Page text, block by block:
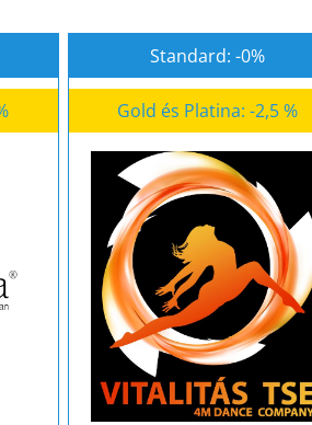
Standard: -0%
Gold és Platina: -2,5 %